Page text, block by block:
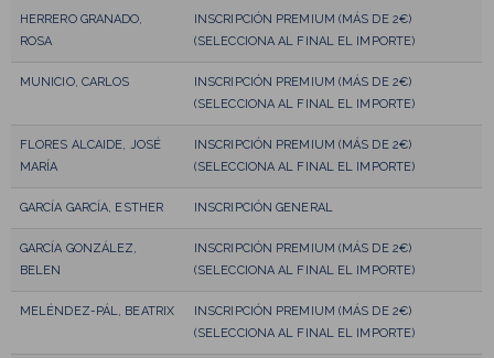
HERRERO GRANADO,
ROSA
INSCRIPCIÓN PREMIUM (MÁS DE 2€)
(SELECCIONA AL FINAL EL IMPORTE)
MUNICIO, CARLOS
INSCRIPCIÓN PREMIUM (MÁS DE 2€)
(SELECCIONA AL FINAL EL IMPORTE)
FLORES ALCAIDE, JOSÉ
MARÍA
INSCRIPCIÓN PREMIUM (MÁS DE 2€)
(SELECCIONA AL FINAL EL IMPORTE)
GARCÍA GARCÍA, ESTHER INSCRIPCIÓN GENERAL
GARCÍA GONZÁLEZ,
BELEN
INSCRIPCIÓN PREMIUM (MÁS DE 2€)
(SELECCIONA AL FINAL EL IMPORTE)
MELÉNDEZ-PÁL, BEATRIX
INSCRIPCIÓN PREMIUM (MÁS DE 2€)
(SELECCIONA AL FINAL EL IMPORTE)